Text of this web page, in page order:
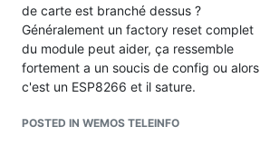
de carte est branché dessus ?
Généralement un factory reset complet
du module peut aider, ça ressemble
fortement a un soucis de config ou alors
c'est un ESP8266 et il sature.
POSTED IN WEMOS TELEINFO